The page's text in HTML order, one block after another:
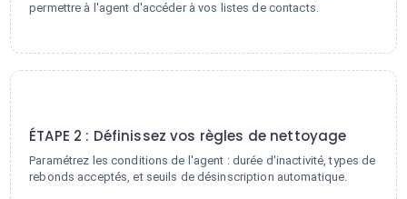
permettre à l'agent d'accéder à vos listes de contacts.
ÉTAPE 2 : Définissez vos règles de nettoyage
Paramétrez les conditions de l'agent : durée d'inactivité, types de
rebonds acceptés, et seuils de désinscription automatique.